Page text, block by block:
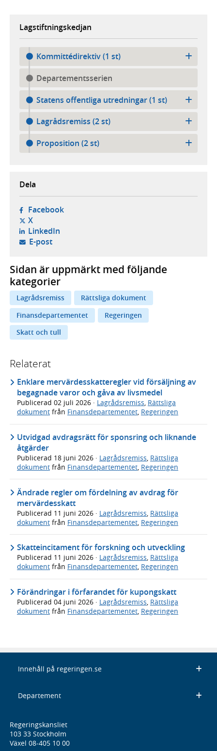
Lagstiftningskedjan
Kommittédirektiv (1 st)
Departementsserien
Statens offentliga utredningar (1 st)
Lagrådsremiss (2 st)
Proposition (2 st)
Dela
Facebook- öppnas i ny flik, extern webbplats,
X- öppnas i ny flik, extern webbplats,
LinkedIn- öppnas i ny flik, extern webbplats,
E-post- öppnar din e-postklient,
Sidan är uppmärkt med följande
kategorier
Lagrådsremiss
Rättsliga dokument
Finansdepartementet
Regeringen
Skatt och tull
Relaterat
Enklare mervärdesskatteregler vid försäljning av
begagnade varor och gåva av livsmedel
Publicerad 02 juli 2026 · Lagrådsremiss, Rättsliga
dokument från Finansdepartementet, Regeringen
Utvidgad avdragsrätt för sponsring och liknande
åtgärder
Publicerad 18 juni 2026 · Lagrådsremiss, Rättsliga
dokument från Finansdepartementet, Regeringen
Ändrade regler om fördelning av avdrag för
mervärdesskatt
Publicerad 11 juni 2026 · Lagrådsremiss Rättsliga
dokument från Finansdepartementet Regeringen
Skatteincitament för forskning och utveckling
Publicerad 11 juni 2026 · Lagrådsremiss, Rättsliga
dokument från Finansdepartementet, Regeringen
Förändringar i förfarandet för kupongskatt
Publicerad 04 juni 2026 · Lagrådsremiss, Rättsliga
dokument från Finansdepartementet, Regeringen
Innehåll på regeringen.se
Departement
Regeringskansliet
103 33 Stockholm
Växel 08-405 10 00